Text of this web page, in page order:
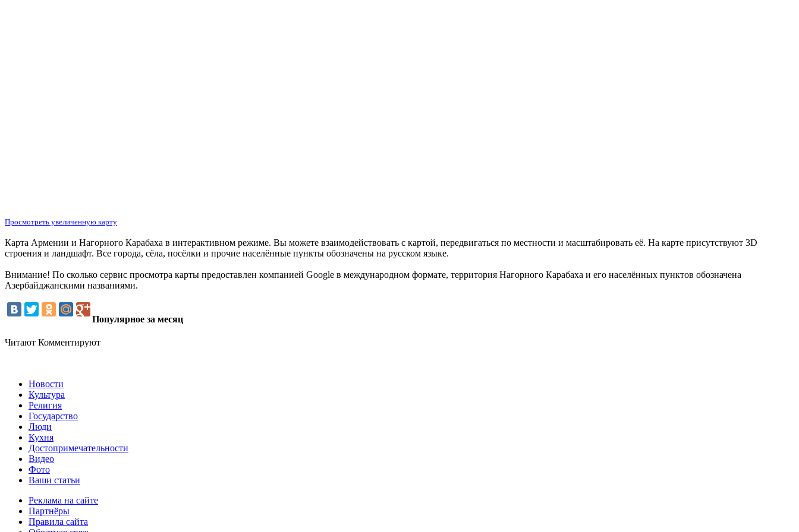
Просмотреть увеличенную карту
Карта Армении и Нагорного Карабаха в интерактивном режиме. Вы можете взаимодействовать с картой, передвигаться по местности и масштабировать её. На карте присутствуют 3D
строения и ландшафт. Все города, сёла, посёлки и прочие населённые пункты обозначены на русском языке.
Внимание! По сколько сервис просмотра карты предоставлен компанией Google в международном формате, территория Нагорного Карабаха и его населённых пунктов обозначена
Азербайджанскими названиями.
Популярное за месяц
Читают Комментируют
Новости
Культура
Религия
Государство
Люди
Кухня
Достопримечательности
Видео
Фото
Ваши статьи
Реклама на сайте
Партнёры
Правила сайта